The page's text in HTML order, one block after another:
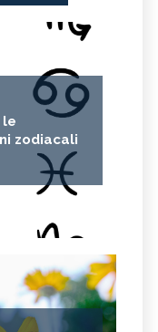
CIRCOLARE
le
zodiacali